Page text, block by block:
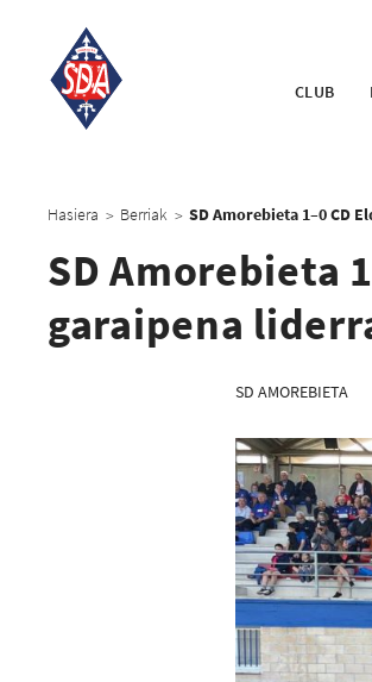
CLUB
Hasiera > Berriak >
SD Amorebieta
garaipena
SD AMOREBIETA